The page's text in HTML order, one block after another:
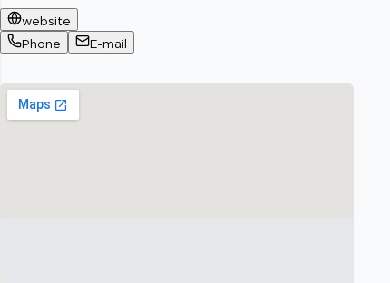
website
Phone
E-mail